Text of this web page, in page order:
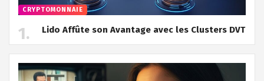
CRYPTOMONNAIE
Lido Affûte son Avantage avec les Clusters DVT